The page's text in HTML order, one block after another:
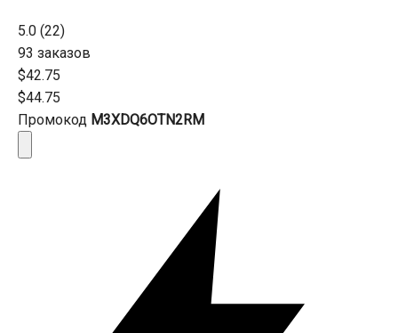
5.0 (22)
93 заказов
$42.75
$44.75
Промокод M3XDQ6OTN2RM